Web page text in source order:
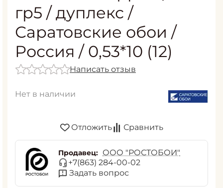
гр5 / дуплекс /
Саратовские обои /
Россия / 0,53*10 (12)
Написать отзыв
Нет в наличии
Отложить Сравнить
Продавец: ООО "РОСТОБОИ"
+7(863) 284-00-02
Задать вопрос